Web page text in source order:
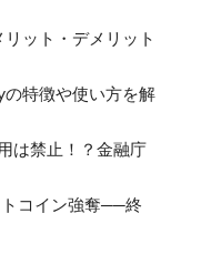
ット・デメリット
特徴や使い方を解
は禁止！？金融庁
コイン強奪──終